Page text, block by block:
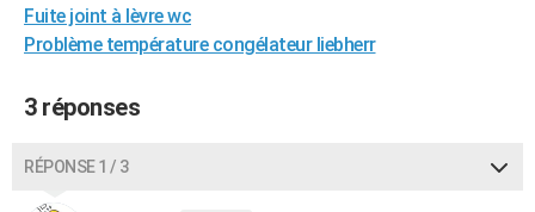
COPAINS D'AVANT
FORUM
Bricolage
Lifestyle
Culture
Sport
Auto
Television
Voyage
Cinema
Fuite joint à lèvre wc
Problème température congélateur liebherr
3 réponses
RÉPONSE 1 / 3